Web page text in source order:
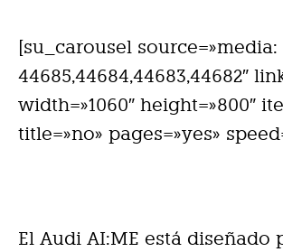
[su_carousel source=»media:
44685,44684,44683,44682″
width=»1060″ height=»800″
title=»no» pages=»yes»
El Audi AI:ME está diseñado